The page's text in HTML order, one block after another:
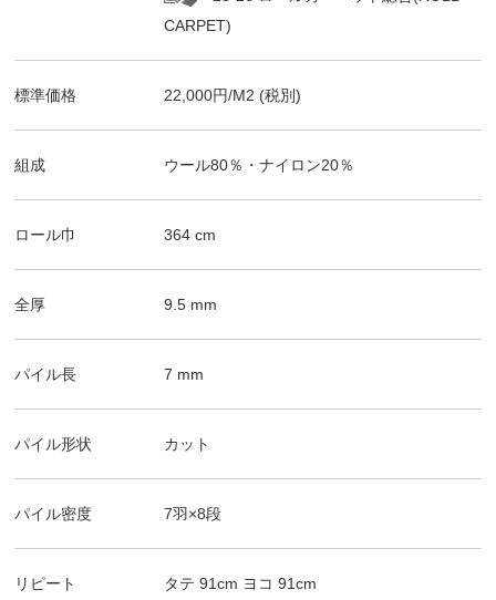
CARPET)
標準価格 22,000円/M2 (税別)
組成 ウール80％・ナイロン20％
ロール巾 364 cm
全厚 9.5 mm
パイル長 7 mm
パイル形状 カット
パイル密度 7羽×8段
リピート タテ91cm ヨコ91cm